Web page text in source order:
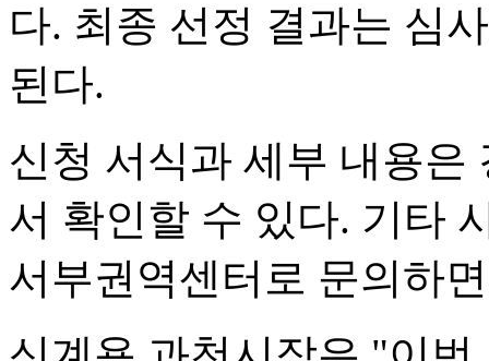
다. 최종 선정 결과는 심
된다.
신청 서식과 세부 내용은
서 확인할 수 있다. 기타
서부권역센터로 문의하